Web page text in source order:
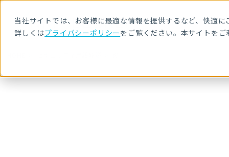
当社サイトでは、お客様に最適な情報を提供するなど、快適
詳しくはプライバシーポリシーをご覧ください。本サイトを